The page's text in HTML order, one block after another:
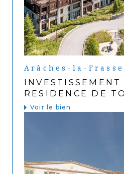
Arâches-la-
INVESTISSEMENT
RESIDENCE DE
Voir le bien